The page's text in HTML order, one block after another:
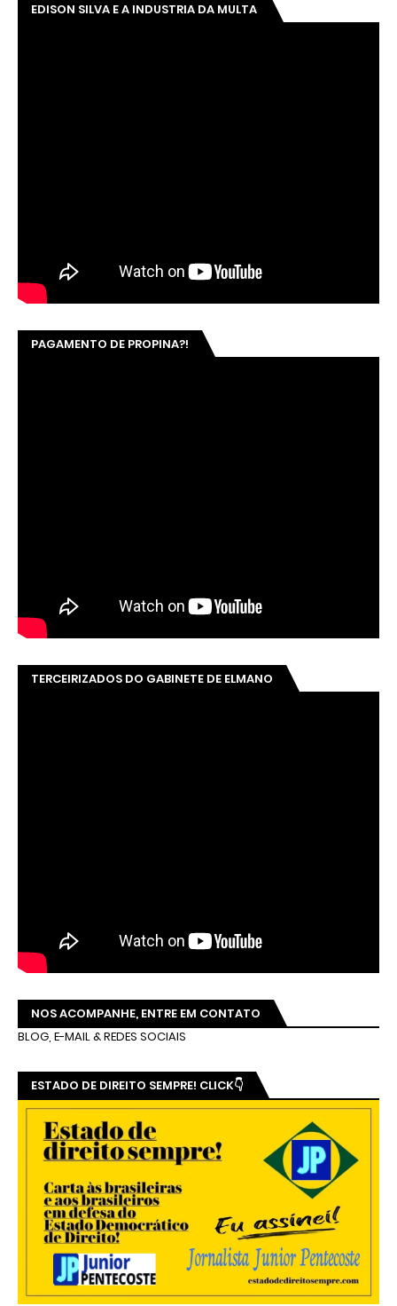
EDISON SILVA E A INDUSTRIA DA MULTA
PAGAMENTO DE PROPINA?!
TERCEIRIZADOS DO GABINETE DE ELMANO
NOS ACOMPANHE, ENTRE EM CONTATO
BLOG, E-MAIL & REDES SOCIAIS
ESTADO DE DIREITO SEMPRE! CLICK👇